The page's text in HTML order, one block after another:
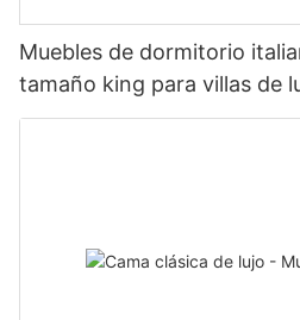
Muebles de dormitorio
tamaño king para villas de